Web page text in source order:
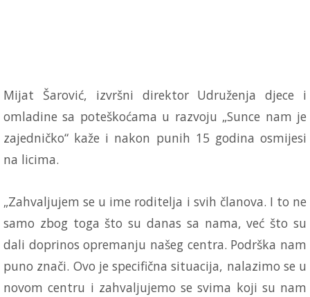
Mijat Šarović, izvršni direktor Udruženja djece i
omladine sa poteškoćama u razvoju „Sunce nam je
zajedničko“ kaže i nakon punih 15 godina osmijesi
na licima.
„Zahvaljujem se u ime roditelja i svih članova. I to ne
samo zbog toga što su danas sa nama, već što su
dali doprinos opremanju našeg centra. Podrška nam
puno znači. Ovo je specifična situacija, nalazimo se u
novom centru i zahvaljujemo se svima koji su nam